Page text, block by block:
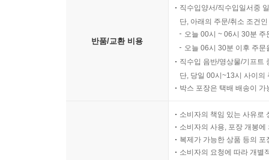
반품/교환 비용
직수입양서/직수입일서중
단, 아래의 주문/취소 조건
오늘 00시 ~ 06시 30분
오늘 06시 30분 이후 주
직수입 음반/영상물/기프트
단, 당일 00시~13시 사이의
박스 포장은 택배 배송이
소비자의 책임 있는 사유로
소비자의 사용, 포장 개봉
복제가 가능한 상품 등의
소비자의 요청에 따라 개별